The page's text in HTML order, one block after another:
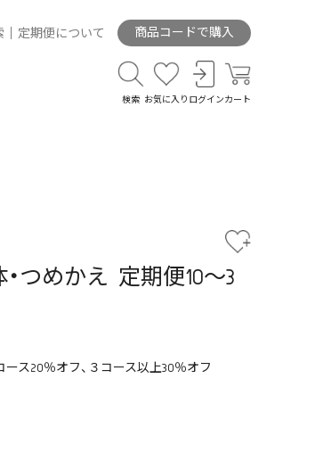
定期便について 商品コードで購入
検索 お気に入り ログイン カート
つめかえ 定期便10～3
ース20％オフ、３コース以上30％オフ